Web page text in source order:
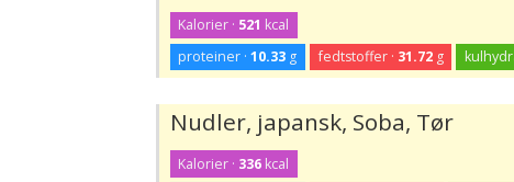
Kalorier · 521 kcal
proteiner ·10.33 g fedtstoffer · 31.72g
Nudler, japansk, Soba, Tør
Kalorier · 336 kcal